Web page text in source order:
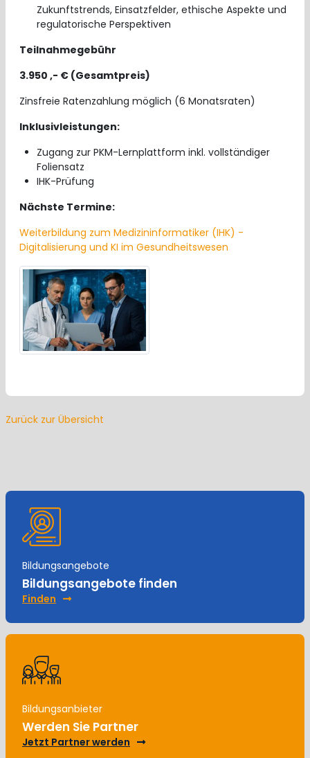
Zukunftstrends, Einsatzfelder, ethische Aspekte und
regulatorische Perspektiven
Teilnahmegebühr
3.950 ,- € (Gesamtpreis)
Zinsfreie Ratenzahlung möglich (6 Monatsraten)
Inklusivleistungen:
Zugang zur PKM-Lernplattform inkl. vollständiger
Foliensatz
IHK-Prüfung
Nächste Termine:
Weiterbildung zum Medizininformatiker (IHK) -
Digitalisierung und KI im Gesundheitswesen
Zurück zur Übersicht
Bildungsangebote
Bildungsangebote finden
Finden
Bildungsanbieter
Werden Sie Partner
Jetzt Partner werden